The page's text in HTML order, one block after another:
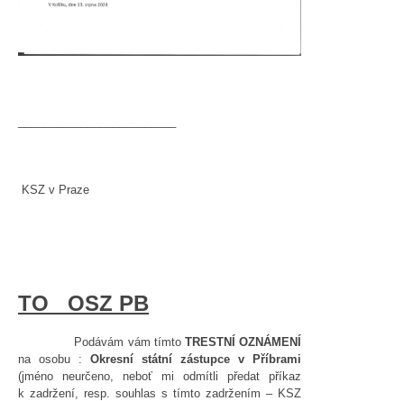
KSZ v Praze
TO OSZ PB
Podávám vám tímto TRESTNÍ OZNÁMENÍ
na osobu :Okresní státní zástupce v Příbrami
(jméno neurčeno, neboť mi odmítli předat příkaz
k zadržení, resp. souhlas s tímto zadržením – KSZ